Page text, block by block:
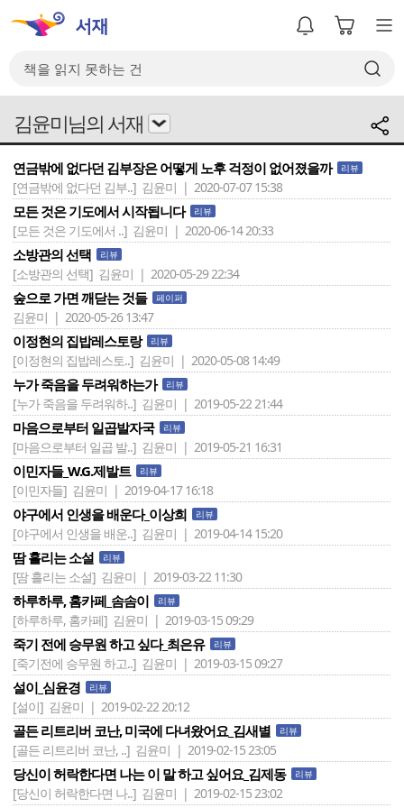
김윤미님의 서재
연금밖에 없다던 김부장은 어떻게 노후 걱정이 없어졌을까 리뷰
[연금밖에 없다던 김부..] 김윤미 | 2020-07-07 15:38
모든 것은 기도에서 시작됩니다 리뷰
[모든 것은 기도에서 ..] 김윤미 | 2020-06-14 20:33
소방관의 선택 리뷰
[소방관의 선택] 김윤미 | 2020-05-29 22:34
숲으로 가면 깨닫는 것들 페이퍼
김윤미 | 2020-05-26 13:47
이정현의 집밥레스토랑 리뷰
[이정현의 집밥레스토..] 김윤미 | 2020-05-08 14:49
누가 죽음을 두려워하는가 리뷰
[누가 죽음을 두려워하..] 김윤미 | 2019-05-22 21:44
마음으로부터 일곱발자국 리뷰
[마음으로부터 일곱 발..] 김윤미 | 2019-05-21 16:31
이민자들_W.G.제발트 리뷰
[이민자들] 김윤미 | 2019-04-17 16:18
야구에서 인생을 배운다_이상희 리뷰
[야구에서 인생을 배운..] 김윤미 | 2019-04-14 15:20
땀 흘리는 소설 리뷰
[땀 흘리는 소설] 김윤미 | 2019-03-22 11:30
하루하루, 홈카페_솜솜이 리뷰
[하루하루, 홈카페] 김윤미 | 2019-03-15 09:29
죽기 전에 승무원 하고 싶다_최은유 리뷰
[죽기전에 승무원 하고..] 김윤미 | 2019-03-15 09:27
설이_심윤경 리뷰
[설이] 김윤미 | 2019-02-22 20:12
골든 리트리버 코난, 미국에 다녀왔어요_김새별 리뷰
[골든 리트리버 코난, ..] 김윤미 | 2019-02-15 23:05
당신이 허락한다면 나는 이 말 하고 싶어요_김제동 리뷰
[당신이 허락한다면 나..] 김윤미 | 2019-02-15 23:02